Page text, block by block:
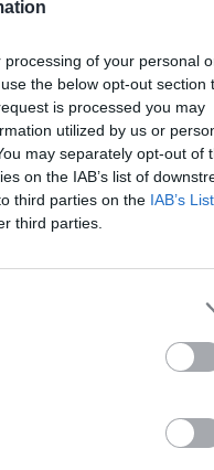
of your personal
the below opt-out section
is processed you may
utilized by us or
may separately opt-out of
on the IAB’s list of
third parties on the IAB’s
third parties.